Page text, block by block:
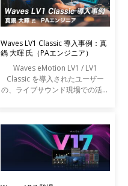
Waves LV1 Classic 導入事例：真
鍋 大暉 氏（PAエンジニア）
Waves eMotion LV1 / LV1
Classic を導入されたユーザー
の、ライブサウンド現場での活用